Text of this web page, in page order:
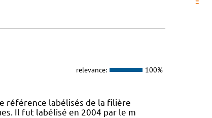
relevance: 100%
référence labélisés de la filière
Il fut labélisé en 2004 par le m